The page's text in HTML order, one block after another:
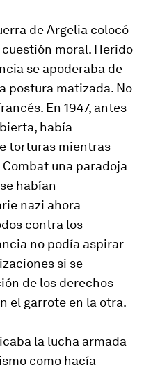
de Argelia colocó
moral. Herido
se apoderaba de
postura matizada. No
En 1947, antes
había
torturas mientras
una paradoja
habían
nazi ahora
contra los
no podía aspirar
si se
de los derechos
el garrote en la otra.
la lucha armada
como hacía